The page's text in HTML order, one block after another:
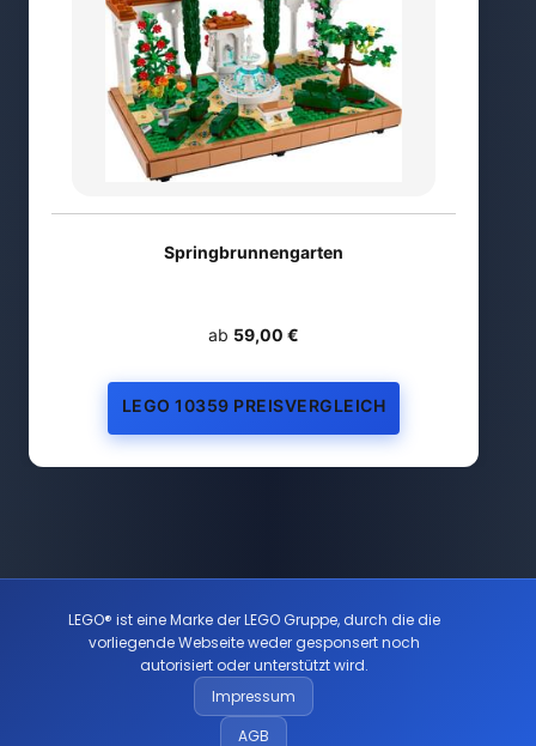
Springbrunnengarten
ab 59,00 €
LEGO 10359 PREISVERGLEICH
LEGO® ist eine Marke der LEGO Gruppe, durch die die
vorliegende Webseite weder gesponsert noch
autorisiert oder unterstützt wird.
Impressum
AGB